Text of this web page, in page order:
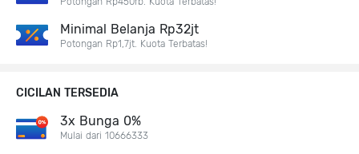
Minimal Belanja Rp32jt
Potongan Rp1,7jt. Kuota Terbatas!
CICILAN TERSEDIA
3x Bunga 0%
Mulai dari 10666333